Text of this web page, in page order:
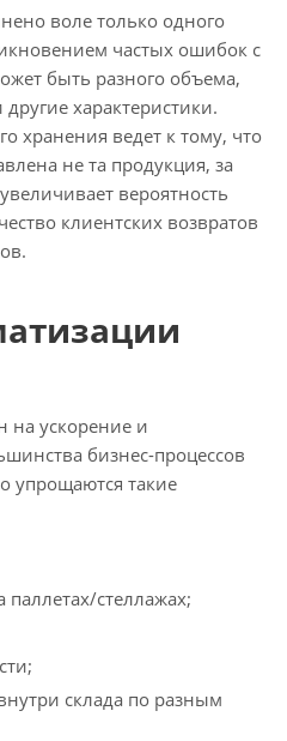
воле только одного
частых ошибок с
быть разного объема,
характеристики.
хранения ведет к тому, что
не та продукция, за
вероятность
клиентских возвратов
на ускорение и
бизнес-процессов
упрощаются такие
стеллажах;
склада по разным